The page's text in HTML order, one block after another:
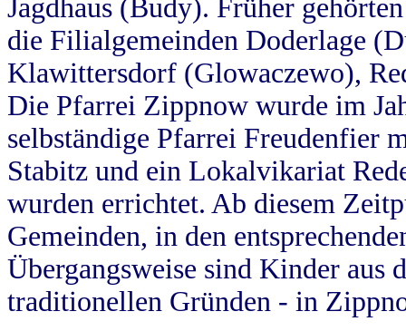
Jagdhaus (Budy). Früher
die Filialgemeinden Doderlage
Klawittersdorf (Glowaczewo),
Die Pfarrei Zippnow wurde im
selbständige Pfarrei Freudenfier
Stabitz und ein Lokalvikariat
wurden errichtet. Ab diesem
Gemeinden, in den
Übergangsweise sind Kinder aus
traditionellen Gründen - in